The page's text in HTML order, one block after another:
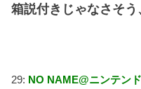
箱説付きじゃなさそ
29: NO NAME@ニンテン